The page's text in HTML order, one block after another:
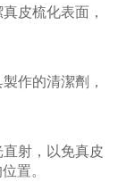
皮梳化表面，
作的清潔劑，
射，以免真皮
置。